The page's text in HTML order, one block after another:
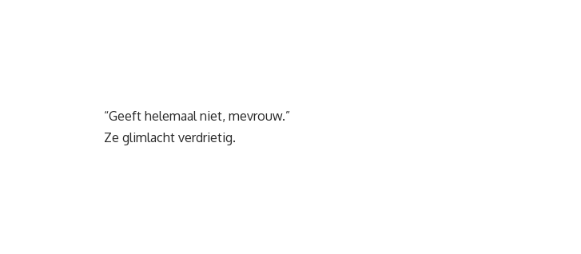
“Geeft helemaal niet, mevrouw.”
Ze glimlacht verdrietig.